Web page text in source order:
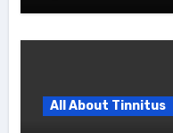
All About Tinnitus